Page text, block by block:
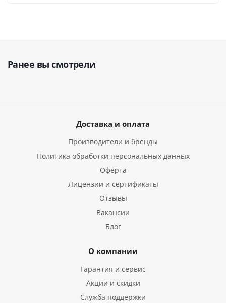
Ранее вы смотрели
Доставка и оплата
Производители и бренды
Политика обработки персональных данных
Оферта
Лицензии и сертификаты
Отзывы
Вакансии
Блог
О компании
Гарантия и сервис
Акции и скидки
Служба поддержки